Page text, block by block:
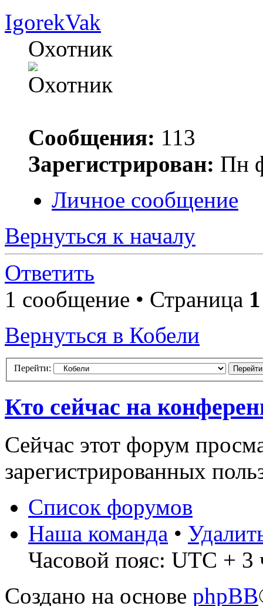
IgorekVak
Охотник
Сообщения: 113
Зарегистрирован: Пн
Личное сообщение
Вернуться к началу
Ответить
1 сообщение • Страница 1
Вернуться в Кобели
Перейти:
Кто сейчас на
Сейчас этот форум
зарегистрированных
Список форумов
Наша команда •
Часовой пояс: UTC + 3
Создано на основе phpBB